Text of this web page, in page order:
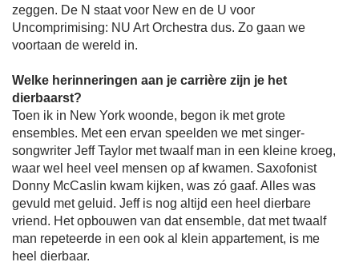
zeggen. De N staat voor New en de U voor
Uncomprimising: NU Art Orchestra dus. Zo gaan we
voortaan de wereld in.
Welke herinneringen aan je carrière zijn je het
dierbaarst?
Toen ik in New York woonde, begon ik met grote
ensembles. Met een ervan speelden we met singer-
songwriter Jeff Taylor met twaalf man in een kleine kroeg,
waar wel heel veel mensen op af kwamen. Saxofonist
Donny McCaslin kwam kijken, was zó gaaf. Alles was
gevuld met geluid. Jeff is nog altijd een heel dierbare
vriend. Het opbouwen van dat ensemble, dat met twaalf
man repeteerde in een ook al klein appartement, is me
heel dierbaar.